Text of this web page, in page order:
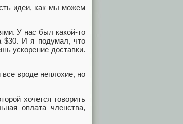
идеи, как мы можем
У нас был какой-то
$30. И я подумал, что
ускорение доставки.
вроде неплохие, но
хочется говорить
оплата членства,